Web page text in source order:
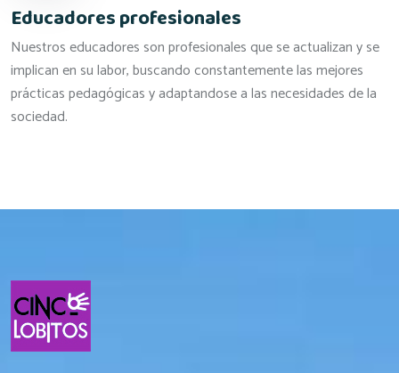
Educadores profesionales
Nuestros educadores son profesionales que se actualizan y se
implican en su labor, buscando constantemente las mejores
prácticas pedagógicas y adaptandose a las necesidades de la
sociedad.